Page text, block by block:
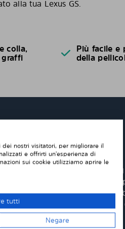
alla tua Lexus GS.
colla,
Più facile e
della
i pannelli oscuranti pretagliati,
per te e su misura per i
nulla da solo. I nostri pannelli
con una vestibilità perfetta.
oltre 4500 differenti modelli
nostri visitatori, per migliorare il
e offrirti un'esperienza di
sui cookie utilizziamo aprire le
tutti
Negare